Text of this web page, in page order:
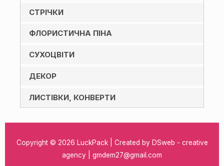
СТРІЧКИ
ФЛОРИСТИЧНА ПІНА
СУХОЦВІТИ
ДЕКОР
ЛИСТІВКИ, КОНВЕРТИ
Copyright © 2026 LuckPack| Created by DSweb - creative
agency | gmdem27@gmail.com